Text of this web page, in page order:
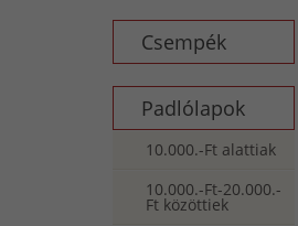
Csempék
Padlólapok
10.000.-Ft alattiak
10.000.-Ft-20.000.-
Ft közöttiek